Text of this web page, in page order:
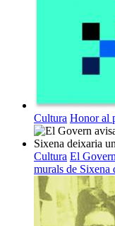
Cultura Honor al
Cultura El
murals de Sixena